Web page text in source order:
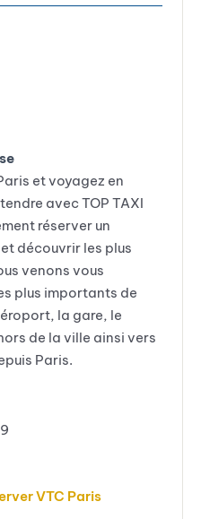
et voyagez en
avec TOP TAXI
réserver un
découvrir les plus
venons vous
plus importants de
la gare, le
de la ville ainsi vers
Paris.
VTC Paris